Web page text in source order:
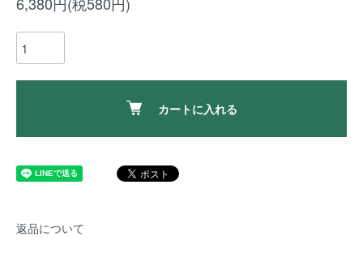
カートに入れる
返品について